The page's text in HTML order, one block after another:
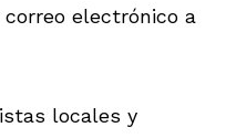
electrónico a
locales y